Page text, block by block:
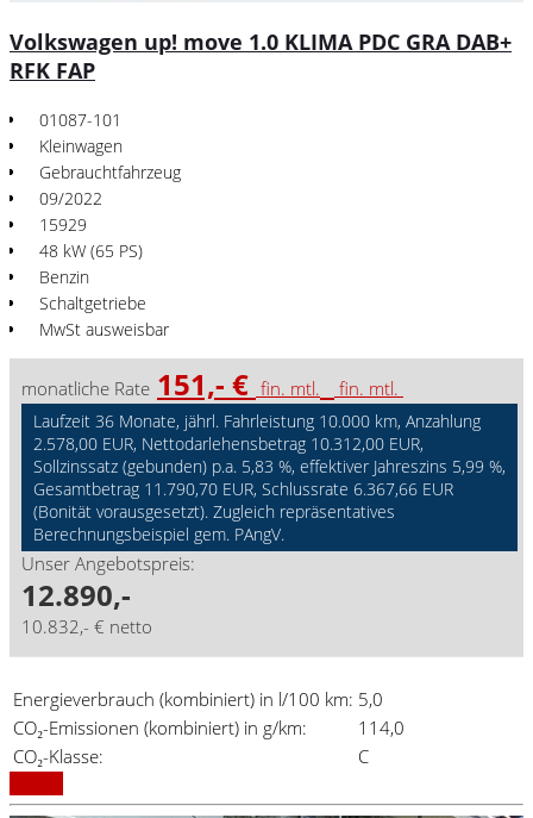
Volkswagen up! move 1.0 KLIMA PDC GRA DAB+
RFK FAP
01087-101
Kleinwagen
Gebrauchtfahrzeug
09/2022
15929
48 kW (65 PS)
Benzin
Schaltgetriebe
MwSt ausweisbar
monatliche Rate 151,- € fin. mtl. fin. mtl.
Laufzeit 36 Monate, jährl. Fahrleistung 10.000 km, Anzahlung
2.578,00 EUR, Nettodarlehensbetrag 10.312,00 EUR,
Sollzinssatz (gebunden) p.a. 5,83 %, effektiver Jahreszins 5,99 %,
Gesamtbetrag 11.790,70 EUR, Schlussrate 6.367,66 EUR
(Bonität vorausgesetzt). Zugleich repräsentatives
Berechnungsbeispiel gem. PAngV.
Unser Angebotspreis:
12.890,-
10.832,- € netto
Energieverbrauch (kombiniert) in l/100 km: 5,0
CO₂-Emissionen (kombiniert) in g/km:
114,0
CO₂-Klasse:
C